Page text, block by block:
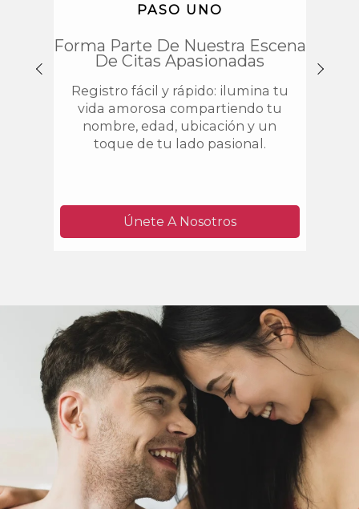
PASO UNO
Forma Parte De Nuestra Escena
De Citas Apasionadas
Registro fácil y rápido: ilumina tu
vida amorosa compartiendo tu
nombre, edad, ubicación y un
toque de tu lado pasional.
Únete A Nosotros